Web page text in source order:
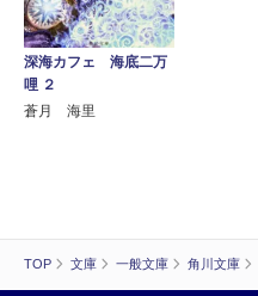
TOP 文庫 一般文庫 角川文庫
深海カフェ 海底二万
哩 ２
蒼月 海里